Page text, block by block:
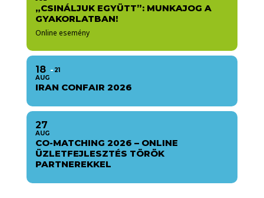
„CSINÁLJUK EGYÜTT”: MUNKAJOG A
GYAKORLATBAN!
Online esemény
18
AUG
21
IRAN CONFAIR 2026
27
AUG
CO-MATCHING 2026 – ONLINE
ÜZLETFEJLESZTÉS TÖRÖK
PARTNEREKKEL